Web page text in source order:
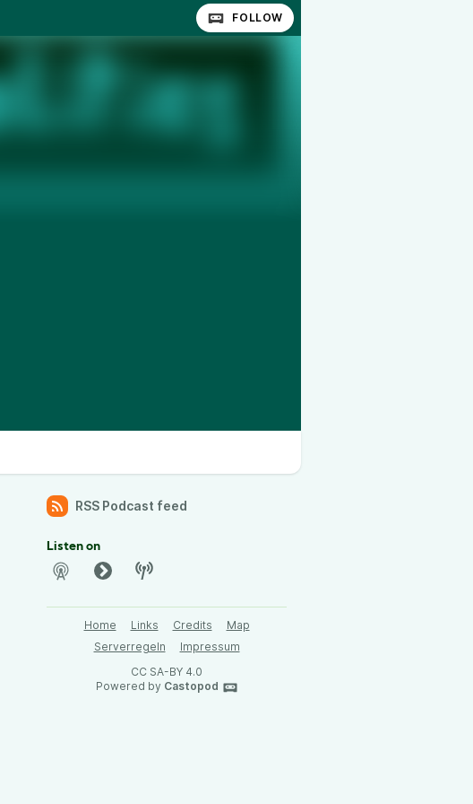
FOLLOW
RSS Podcast feed
Listen on
Home Links Credits
Map
Serverregeln
Impressum
CC SA-BY 4.0
Powered by Castopod